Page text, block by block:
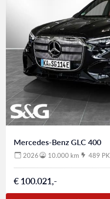
Mercedes-Benz GLC 400
2026 10.000 km 489 PK
€ 100.021,-